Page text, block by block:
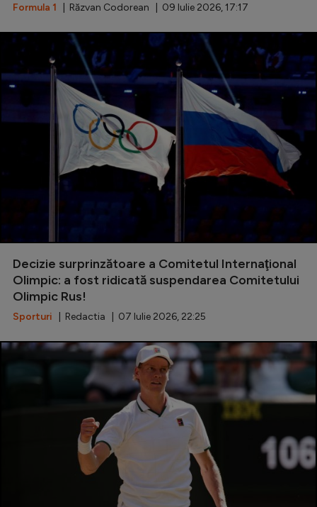
Formula 1 | Răzvan Codorean | 09 Iulie 2026, 17:17
Decizie surprinzătoare a Comitetul Internaţional
Olimpic: a fost ridicată suspendarea Comitetului
Olimpic Rus!
Sporturi | Redactia | 07 Iulie 2026, 22:25